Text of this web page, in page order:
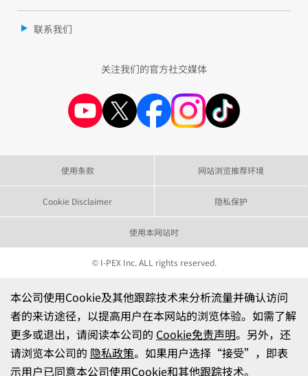
本公司使用Cookie及其他跟踪技术来分析流量并确认访问
者的来访途径，以提高用户在本网站的浏览体验。如需了解
更多或退出，请阅读本公司的 Cookie免责声明。另外，还
请浏览本公司的 隐私政策。如果用户选择“接受”，即表
示用户已同意本公司使用Cookie和其他跟踪技术。
联系我们
关注我们的官方社交媒体
使用条款 网站浏览推荐环境
Cookie Disclaimer 隐私保护
使用本网站时
© I-PEX Inc. ALL rights reserved.